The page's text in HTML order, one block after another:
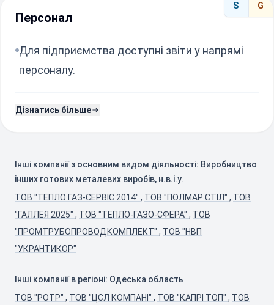
S G
Персонал
Для підприємства доступні звіти у напрямі
персоналу.
Дізнатись більше
Інші компанії з основним видом діяльності: Виробництво
інших готових металевих виробів, н.в.і.у.
ТОВ "ТЕПЛО ГАЗ-СЕРВІС 2014" , ТОВ "ПОЛМАР СТІЛ" , ТОВ
"ГАЛЛЕЯ 2025" , ТОВ "ТЕПЛО-ГАЗО-СФЕРА" , ТОВ
"ПРОМТРУБОПРОВОДКОМПЛЕКТ" , ТОВ "НВП
"УКРАНТИКОР"
Інші компанії в регіоні: Одеська область
ТОВ "РОТР" , ТОВ "ЦСЛ КОМПАНІ" , ТОВ "КАПРІ ТОП" , ТОВ